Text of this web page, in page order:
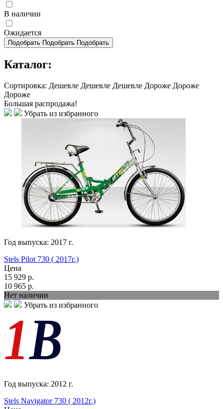
В наличии
Ожидается
Подобрать Подобрать Подобрать
Каталог:
Сортировка: Дешевле Дешевле Дешевле Дороже Дороже
Дороже
Большая распродажа!
Убрать из избранного
Год выпуска: 2017 г.
Stels Pilot 730 ( 2017г.)
Цена
15 929 р.
10 965 р.
Нет наличии
Убрать из избранного
Год выпуска: 2012 г.
Stels Navigator 730 ( 2012г.)